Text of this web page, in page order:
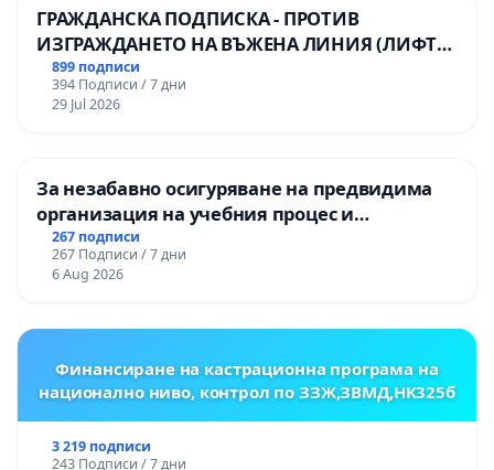
ГРАЖДАНСКА ПОДПИСКА - ПРОТИВ
ИЗГРАЖДАНЕТО НА ВЪЖЕНА ЛИНИЯ (ЛИФТ)
НА ТЕРИТОРИЯТА НА ПРИРОДНА
ЗАБЕЛЕЖИТЕЛНОСТ „ХЪЛМ НА
ОСВОБОДИТЕЛИТЕ“ (БУНАРДЖИК)
899 подписи
394 Подписи / 7 дни
29 Jul 2026
За незабавно осигуряване на предвидима
организация на учебния процес и
гарантиране на правото на равнопоставено
и качествено образование на учениците от
ОУ „Княз Александър I“ и Хуманитарна
267 подписи
267 Подписи / 7 дни
6 Aug 2026
Финансиране на кастрационна програма на
национално ниво, контрол по ЗЗЖ,ЗВМД,НК325б
3 219 подписи
243 Подписи / 7 дни